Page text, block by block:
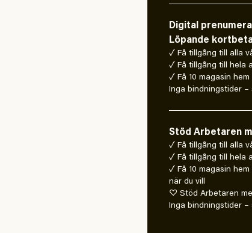
Digital
Löpande
✓ Få tillgång till alla
✓ Få tillgång till hela
✓ Få 10 magasin
Inga bindningstider –
Stöd Arbetaren
✓ Få tillgång till alla
✓ Få tillgång till hela
✓ Få 10 magasin
när du vill
♡ Stöd Arbetaren
Inga bindningstider –